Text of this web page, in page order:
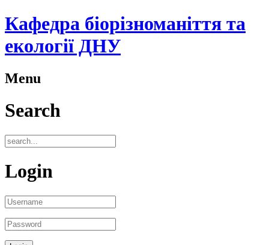
Кафедра біорізноманіття та
екології ДНУ
Menu
Search
Login